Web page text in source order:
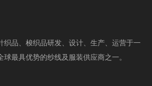
织品、梭织品研发、设计、生产、运营于一
最具优势的纱线及服装供应商之一。